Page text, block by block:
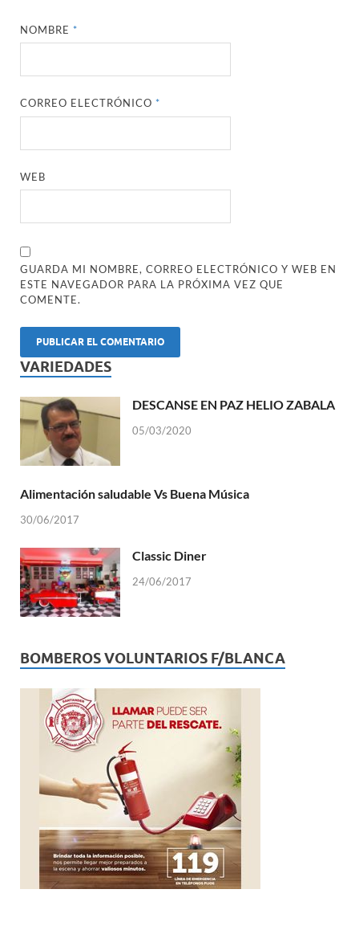
NOMBRE*
CORREO ELECTRÓNICO*
WEB
GUARDA MI NOMBRE, CORREO ELECTRÓNICO Y WEB EN
ESTE NAVEGADOR PARA LA PRÓXIMA VEZ QUE
COMENTE.
VARIEDADES
DESCANSE EN PAZ HELIO ZABALA
05/03/2020
Alimentación saludable Vs Buena Música
30/06/2017
Classic Diner
24/06/2017
BOMBEROS VOLUNTARIOS F/BLANCA